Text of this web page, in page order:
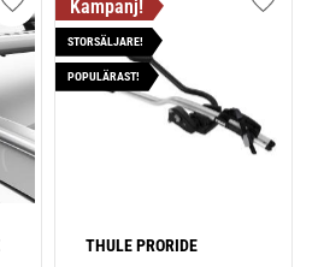
Lägg till i favoriter
THULE PRORIDE
STORSÄLJARE!
POPULÄRAST!
Lägg